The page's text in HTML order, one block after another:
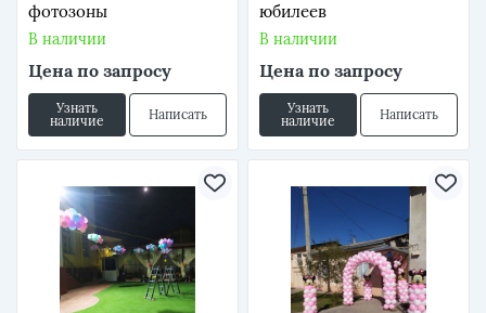
фотозоны
В наличии
Цена по запросу
Узнать
наличие
Написать
юбилеев
В наличии
Цена по запросу
Узнать
наличие
Написать